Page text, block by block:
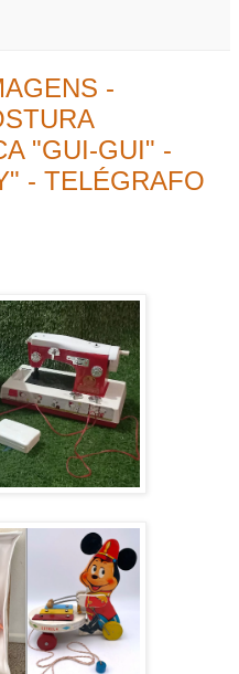
-
"GUI-GUI" -
- TELÉGRAFO